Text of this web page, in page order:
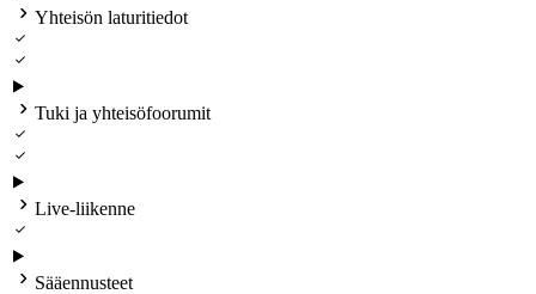
 Yhteisön laturitiedot


 Tuki ja yhteisöfoorumit


 Live‑liikenne

 Sääennusteet